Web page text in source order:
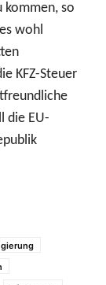
kommen, so
wohl
KFZ-Steuer
die EU-